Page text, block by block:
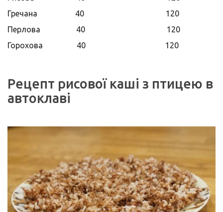
Гречана 40 120
Перлова 40 120
Горохова 40 120
Рецепт рисової каші з птицею в
автоклаві